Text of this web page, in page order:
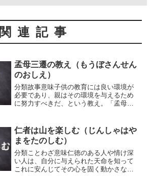
関連記事
孟母三遷の教え（もうぼさんせん
のおしえ）
分類故事意味子供の教育には良い環境が
必要であり、親はその環境を与えるため
に努力すべきだ、という教え。「孟母」
の母が、子供に良い環境を与えるため
に。三回の引っ越しをした、...
仁者は山を楽しむ（じんしゃはや
まをたのしむ）
分類ことわざ意味仁徳のある人や情け深
い人は、自分に与えられた天命を知って
これに安んじてその心を固く動かさな